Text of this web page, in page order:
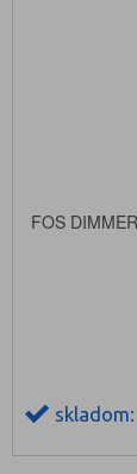
FOS
skladom: